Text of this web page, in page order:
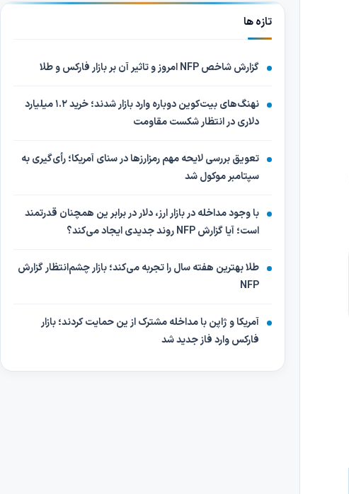
تازه ها
گزارش شاخص NFP امروز و تاثیر آن بر بازار فارکس و طلا
نهنگ‌های بیت‌کوین دوباره وارد بازار شدند؛ خرید ۱.۲ میلیارد
دلاری در انتظار شکست مقاومت
تعویق بررسی لایحه مهم رمزارزها در سنای آمریکا؛ رأی‌گیری به
سپتامبر موکول شد
با وجود مداخله در بازار ارز، دلار در برابر ین همچنان قدرتمند
است؛ آیا گزارش NFP روند جدیدی ایجاد می‌کند؟
طلا بهترین هفته سال را تجربه می‌کند؛ بازار چشم‌انتظار گزارش
NFP
آمریکا و ژاپن با مداخله مشترک از ین حمایت کردند؛ بازار
فارکس وارد فاز جدید شد